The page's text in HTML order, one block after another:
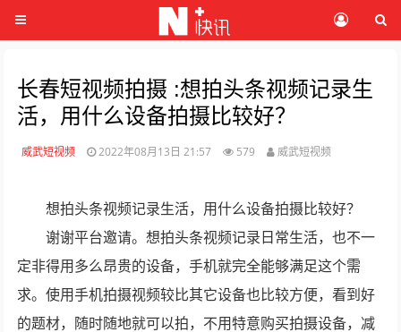
长春短视频拍摄 :想拍头条视频记录生
活，用什么设备拍摄比较好？
威武短视频 2022年08月13日 21:57 579 威武短视频
想拍头条视频记录生活，用什么设备拍摄比较好？
谢谢平台邀请。想拍头条视频记录日常生活，也不一
定非得用多么昂贵的设备，手机就完全能够满足这个需
求。使用手机拍摄视频较比其它设备也比较方便，看到好
的题材，随时随地就可以拍，不用特意购买拍摄设备，减